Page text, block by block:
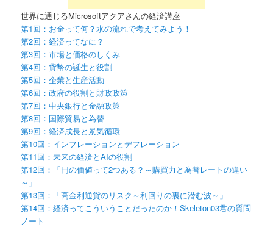
世界に通じるMicrosoftアクアさんの経済講座
第1回：お金って何？水の流れで考えてみよう！
第2回：経済ってなに？
第3回：市場と価格のしくみ
第4回：貨幣の誕生と役割
第5回：企業と生産活動
第6回：政府の役割と財政政策
第7回：中央銀行と金融政策
第8回：国際貿易と為替
第9回：経済成長と景気循環
第10回：インフレーションとデフレーション
第11回：未来の経済とAIの役割
第12回：「円の価値って2つある？～購買力と為替レートの違い
～」
第13回：「高金利通貨のリスク～利回りの裏に潜む波～」
第14回：経済ってこういうことだったのか！Skeleton03君の質問
ノート